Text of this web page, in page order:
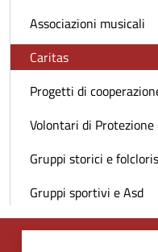
Associazioni musicali
Caritas
Progetti di
Volontari di
Gruppi storici e
Gruppi sportivi e Asd